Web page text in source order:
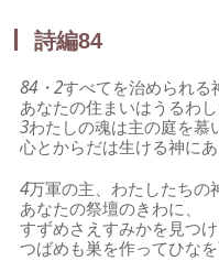
詩編84
84・2すべてを治められる
あなたの住まいはうるわし
3わたしの魂は主の庭を慕
心とからだは生ける神にあ
4万軍の主、わたしたちの
あなたの祭壇のきわに、
すずめさえすみかを見つけ
つばめも巣を作ってひなを